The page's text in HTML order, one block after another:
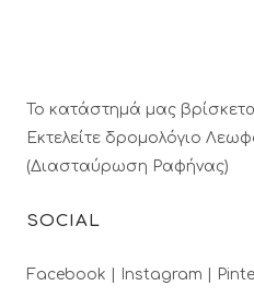
Το κατάστημά μας
Εκτελείτε δρομολόγιο
(Διασταύρωση Ραφήνας)
SOCIAL
Facebook | Instagram |